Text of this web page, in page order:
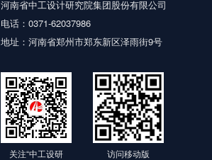
河南省中工设计研究院集团股份有限公司
电话：0371-62037986
地址：河南省郑州市郑东新区泽雨街9号
关注“中工设研
访问移动版